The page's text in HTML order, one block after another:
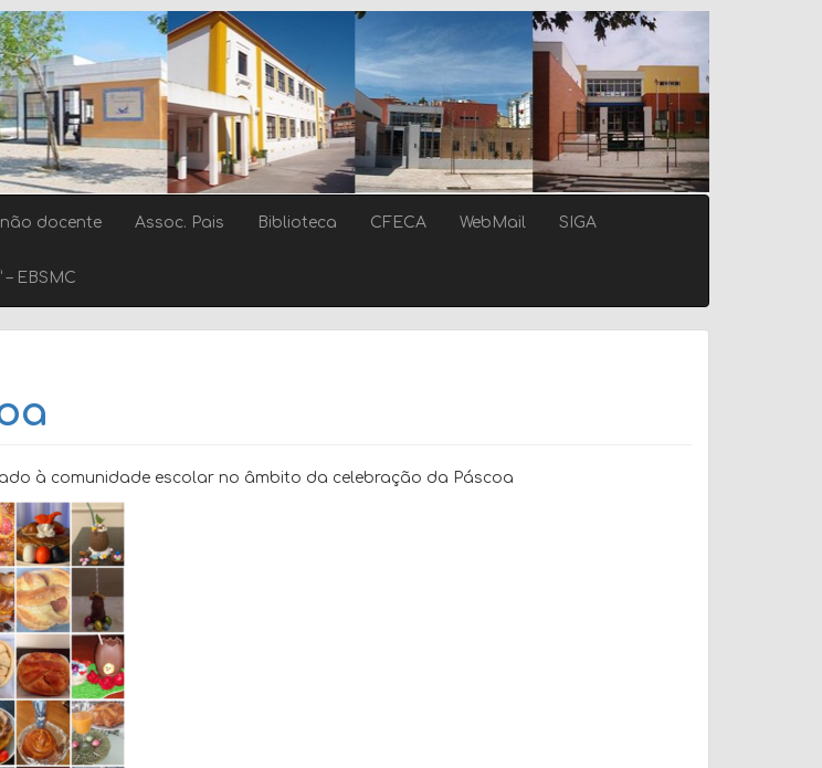
não docente Assoc. Pais Biblioteca CFECA WebMail SIGA
– EBSMC
à comunidade escolar no âmbito da celebração da Páscoa